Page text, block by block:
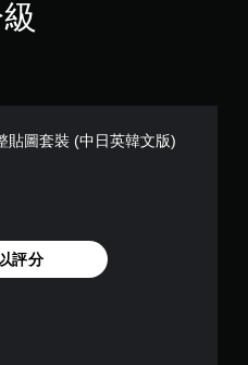
貼圖套裝 (中日英韓文版)
評分